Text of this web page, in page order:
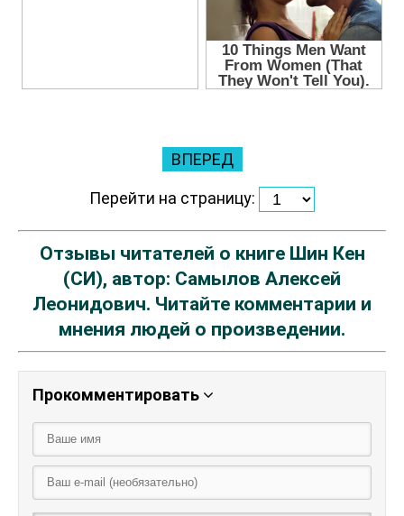
ВПЕРЕД
Перейти на страницу:
Отзывы читателей о книге Шин Кен
(СИ), автор: Самылов Алексей
Леонидович. Читайте комментарии и
мнения людей о произведении.
Прокомментировать